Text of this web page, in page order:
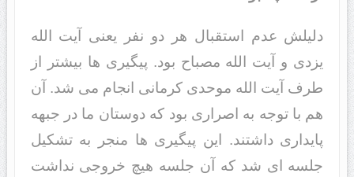
دلیلش عدم استقبال هر دو نفر یعنی آیت الله
یزدی و آیت الله مصباح بود. پیگیری ها بیشتر از
طرف آیت الله موحدی کرمانی انجام می شد. آن
هم با توجه به اصراری بود که دوستان ما در جبهه
پایداری داشتند. این پیگیری ها منجر به تشکیل
جلسه ای شد که آن جلسه هیچ خروجی نداشت